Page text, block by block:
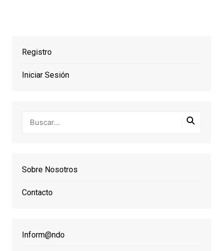
Registro
Iniciar Sesión
Sobre Nosotros
Contacto
Inform@ndo